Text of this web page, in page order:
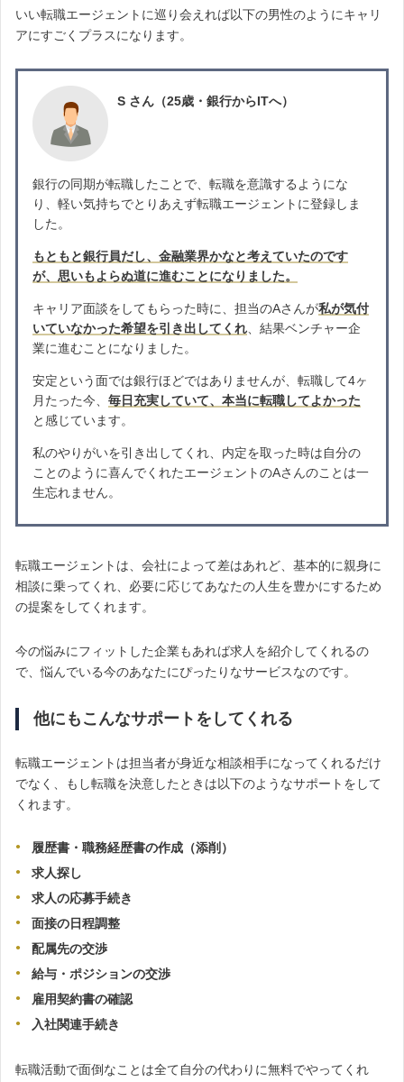
いい転職エージェントに巡り会えれば以下の男性のようにキャリ
アにすごくプラスになります。
S さん（25歳・銀行からITへ）
銀行の同期が転職したことで、転職を意識するようにな
り、軽い気持ちでとりあえず転職エージェントに登録しま
した。
もともと銀行員だし、金融業界かなと考えていたのです
が、思いもよらぬ道に進むことになりました。
キャリア面談をしてもらった時に、担当のAさんが私が気付
いていなかった希望を引き出してくれ、結果ベンチャー企
業に進むことになりました。
安定という面では銀行ほどではありませんが、転職して4ヶ
月たった今、 毎日充実していて、本当に転職してよかった
と感じています。
私のやりがいを引き出してくれ、内定を取った時は自分の
ことのように喜んでくれたエージェントのAさんのことは一
生忘れません。
転職エージェントは、会社によって差はあれど、基本的に親身に
相談に乗ってくれ、必要に応じてあなたの人生を豊かにするため
の提案をしてくれます。
今の悩みにフィットした企業もあれば求人を紹介してくれるの
で、悩んでいる今のあなたにぴったりなサービスなのです。
他にもこんなサポートをしてくれる
転職エージェントは担当者が身近な相談相手になってくれるだけ
でなく、もし転職を決意したときは以下のようなサポートをして
くれます。
履歴書・職務経歴書の作成（添削）
求人探し
求人の応募手続き
面接の日程調整
配属先の交渉
給与・ポジションの交渉
雇用契約書の確認
入社関連手続き
転職活動で面倒なことは全て自分の代わりに無料でやってくれ